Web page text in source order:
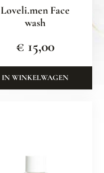
Loveli.men Face
wash
€ 15,00
IN WINKELWAGEN